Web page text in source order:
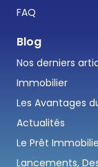
FAQ
Blog
Nos derniers
Immobilier
Les Avantages
Actualités
Le Prêt
Lancements,